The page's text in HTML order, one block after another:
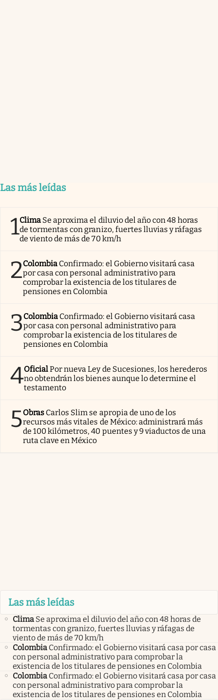
Las más leídas
1Clima Se aproxima el diluvio del año con 48 horas
de tormentas con granizo, fuertes lluvias y ráfagas
de viento de más de 70 km/h
2Colombia Confirmado: el Gobierno visitará casa
por casa con personal administrativo para
comprobar la existencia de los titulares de
pensiones en Colombia
3Colombia Confirmado: el Gobierno visitará casa
por casa con personal administrativo para
comprobar la existencia de los titulares de
pensiones en Colombia
4OficialPor nueva Ley de Sucesiones, los herederos
no obtendrán los bienes aunque lo determine el
testamento
5Obras Carlos Slim se apropia de uno de los
recursos más vitales de México: administrará más
de 100 kilómetros, 40 puentes y 9 viaductos de una
ruta clave en México
Las más leídas
Clima Se aproxima el diluvio del año con 48 horas de
tormentas con granizo, fuertes lluvias y ráfagas de
viento de más de 70 km/h
Colombia Confirmado: el Gobierno visitará casa por casa
con personal administrativo para comprobar la
existencia de los titulares de pensiones en Colombia
Colombia Confirmado: el Gobierno visitará casa por casa
con personal administrativo para comprobar la
existencia de los titulares de pensiones en Colombia